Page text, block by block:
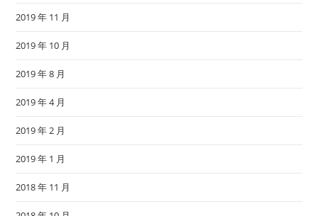
2019 年 11 月
2019 年 10 月
2019 年 8 月
2019 年 4 月
2019 年 2 月
2019 年 1 月
2018 年 11 月